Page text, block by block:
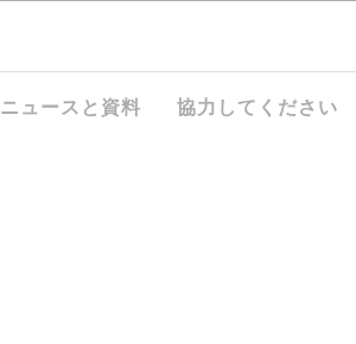
ニュースと資料 協力してください